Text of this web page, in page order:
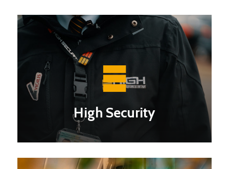
High Security